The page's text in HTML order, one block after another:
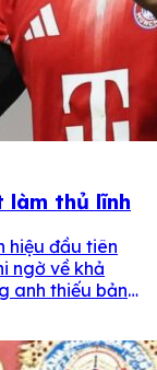
làm thủ lĩnh
hiệu đầu tiên
ngờ về khả
anh thiếu bản